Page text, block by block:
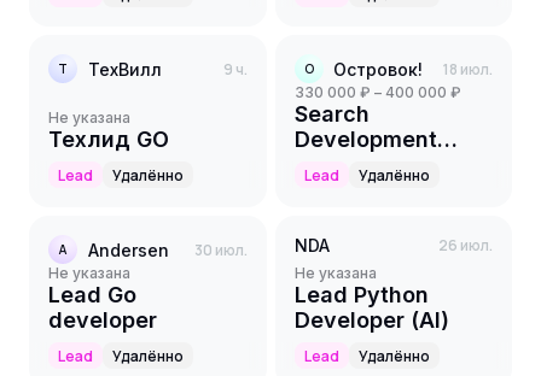
Т ТехВилл 9 ч.
Не указана
Техлид GO
Lead Удалённо
О Островок! 18 июл.
330 000 ₽ – 400 000 ₽
Search
Development
Team Lead
Lead Удалённо
A Andersen 30 июл.
Не указана
Lead Go
developer
Lead Удалённо
NDA 26 июл.
Не указана
Lead Python
Developer (AI)
Lead Удалённо